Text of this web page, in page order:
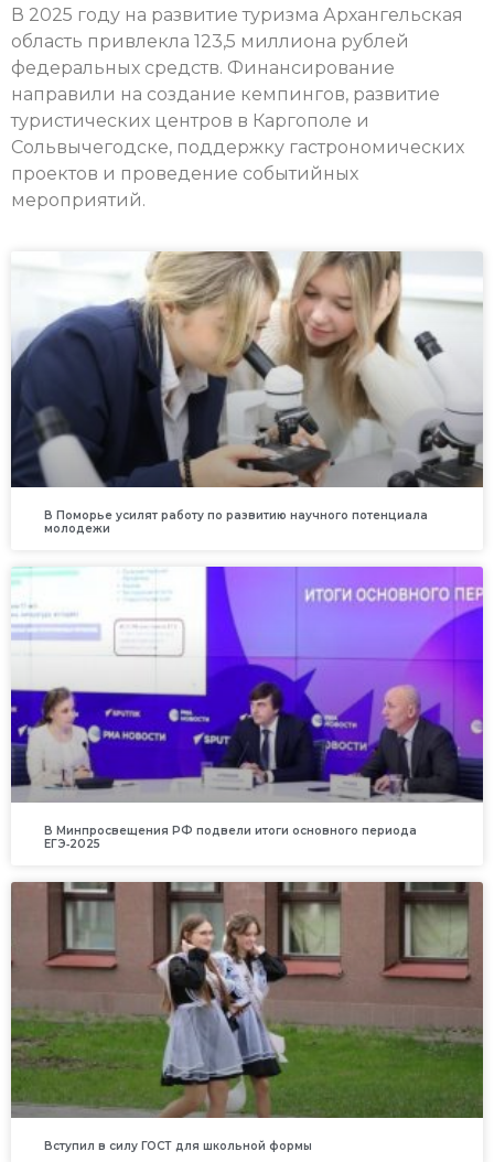
В 2025 году на развитие туризма Архангельская
область привлекла 123,5 миллиона рублей
федеральных средств. Финансирование
направили на создание кемпингов, развитие
туристических центров в Каргополе и
Сольвычегодске, поддержку гастрономических
проектов и проведение событийных
мероприятий.
В Поморье усилят работу по развитию научного потенциала
молодежи
В Минпросвещения РФ подвели итоги основного периода
ЕГЭ‑2025
Вступил в силу ГОСТ для школьной формы